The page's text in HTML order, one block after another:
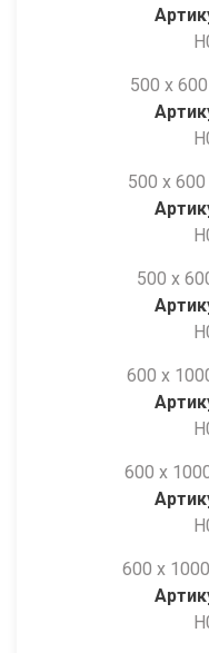
500 х
500 х
500 х
600 х
600 х
600 х